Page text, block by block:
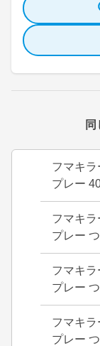
フマキ
プレー
フマキ
プレー
フマキ
プレー
フマキ
プレー